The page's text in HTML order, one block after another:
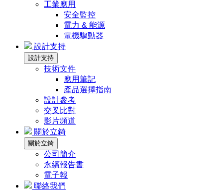
工業應用
安全監控
電力 & 能源
電機驅動器
設計支持
設計支持
技術文件
應用筆記
產品選擇指南
設計參考
交叉比對
影片頻道
關於立錡
關於立錡
公司簡介
永續報告書
電子報
聯絡我們